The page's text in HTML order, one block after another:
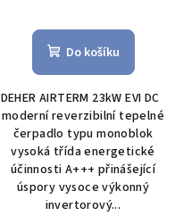
hodnocení
produktu
z
5
hvězdiček.
Do košíku
DEHER AIRTERM 23kW EVI DC
moderní reverzibilní tepelné
čerpadlo typu monoblok
vysoká třída energetické
účinnosti A+++ přinášející
úspory vysoce výkonný
invertorový...